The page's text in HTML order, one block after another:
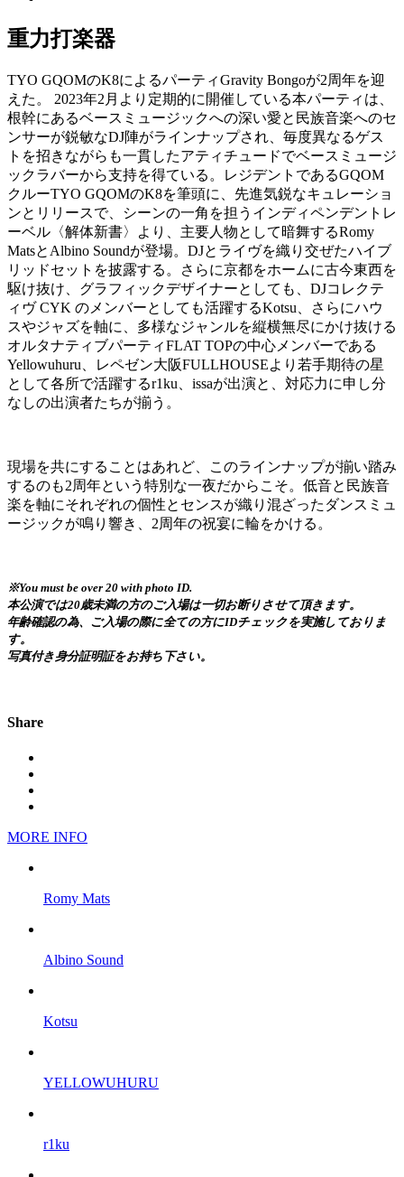
重力打楽器
TYO GQOMのK8によるパーティGravity Bongoが2周年を迎
えた。 2023年2月より定期的に開催している本パーティは、
根幹にあるベースミュージックへの深い愛と民族音楽へのセ
ンサーが鋭敏なDJ陣がラインナップされ、毎度異なるゲス
トを招きながらも一貫したアティチュードでベースミュージ
ックラバーから支持を得ている。レジデントであるGQOM
クルーTYO GQOMのK8を筆頭に、先進気鋭なキュレーショ
ンとリリースで、シーンの一角を担うインディペンデントレ
ーベル〈解体新書〉より、主要人物として暗舞するRomy
MatsとAlbino Soundが登場。DJとライヴを織り交ぜたハイブ
リッドセットを披露する。さらに京都をホームに古今東西を
駆け抜け、グラフィックデザイナーとしても、DJコレクテ
ィヴ CYK のメンバーとしても活躍するKotsu、さらにハウ
スやジャズを軸に、多様なジャンルを縦横無尽にかけ抜ける
オルタナティブパーティFLAT TOPの中心メンバーである
Yellowuhuru、レペゼン大阪FULLHOUSEより若手期待の星
として各所で活躍するr1ku、issaが出演と、対応力に申し分
なしの出演者たちが揃う。
現場を共にすることはあれど、このラインナップが揃い踏み
するのも2周年という特別な一夜だからこそ。低音と民族音
楽を軸にそれぞれの個性とセンスが織り混ざったダンスミュ
ージックが鳴り響き、2周年の祝宴に輪をかける。
※You must be over 20 with photo ID.
本公演では20歳未満の方のご入場は一切お断りさせて頂きます。
年齢確認の為、ご入場の際に全ての方にIDチェックを実施しておりま
す。
写真付き身分証明証をお持ち下さい。
Share
MORE INFO
Romy Mats
Albino Sound
Kotsu
YELLOWUHURU
r1ku